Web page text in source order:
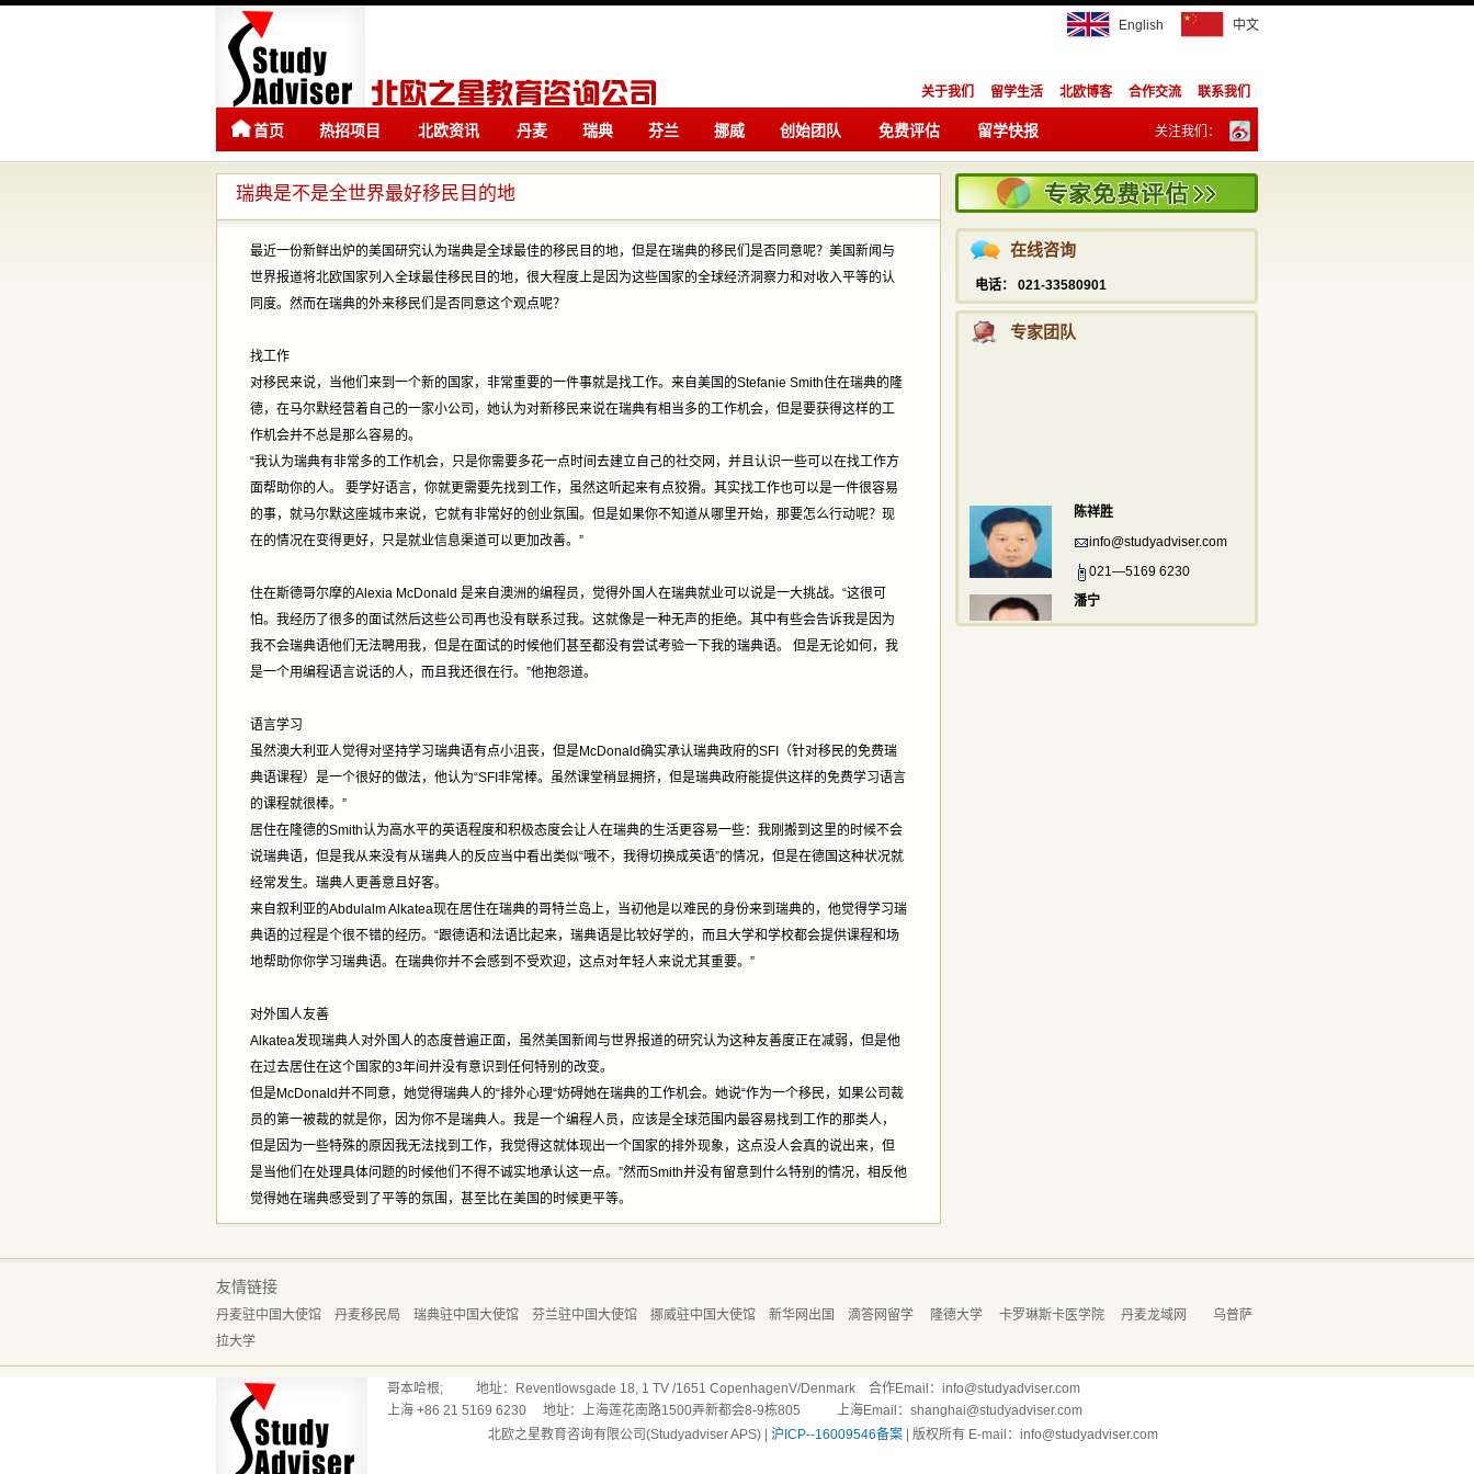
English 中文
关于我们 留学生活 北欧博客 合作交流 联系我们
首页 热招项目 北欧资讯 丹麦
留学
瑞典
留学
芬兰 挪威 创始团队 免费评估 留学快报 关注我们：
订阅：
瑞典是不是全世界最好移民目的地
最近一份新鲜出炉的美国研究认为瑞典是全球最佳的移民目的地，但是在瑞典的移民们是否同意呢？美国新闻与
世界报道将北欧国家列入全球最佳移民目的地，很大程度上是因为这些国家的全球经济洞察力和对收入平等的认
同度。然而在瑞典的外来移民们是否同意这个观点呢？
找工作
对移民来说，当他们来到一个新的国家，非常重要的一件事就是找工作。来自美国的Stefanie Smith住在瑞典的隆
德，在马尔默经营着自己的一家小公司，她认为对新移民来说在瑞典有相当多的工作机会，但是要获得这样的工
作机会并不总是那么容易的。
“我认为瑞典有非常多的工作机会，只是你需要多花一点时间去建立自己的社交网，并且认识一些可以在找工作方
面帮助你的人。 要学好语言，你就更需要先找到工作，虽然这听起来有点狡猾。其实找工作也可以是一件很容易
的事，就马尔默这座城市来说，它就有非常好的创业氛围。但是如果你不知道从哪里开始，那要怎么行动呢？现
在的情况在变得更好，只是就业信息渠道可以更加改善。”
住在斯德哥尔摩的Alexia McDonald 是来自澳洲的编程员，觉得外国人在瑞典就业可以说是一大挑战。“这很可
怕。我经历了很多的面试然后这些公司再也没有联系过我。这就像是一种无声的拒绝。其中有些会告诉我是因为
我不会瑞典语他们无法聘用我，但是在面试的时候他们甚至都没有尝试考验一下我的瑞典语。 但是无论如何，我
是一个用编程语言说话的人，而且我还很在行。”他抱怨道。
语言学习
虽然澳大利亚人觉得对坚持学习瑞典语有点小沮丧，但是McDonald确实承认瑞典政府的SFI（针对移民的免费瑞
典语课程）是一个很好的做法，他认为“SFI非常棒。虽然课堂稍显拥挤，但是瑞典政府能提供这样的免费学习语言
的课程就很棒。”
居住在隆德的Smith认为高水平的英语程度和积极态度会让人在瑞典的生活更容易一些：我刚搬到这里的时候不会
说瑞典语，但是我从来没有从瑞典人的反应当中看出类似“哦不，我得切换成英语”的情况，但是在德国这种状况就
经常发生。瑞典人更善意且好客。
来自叙利亚的Abdulalm Alkatea现在居住在瑞典的哥特兰岛上，当初他是以难民的身份来到瑞典的，他觉得学习瑞
典语的过程是个很不错的经历。“跟德语和法语比起来，瑞典语是比较好学的，而且大学和学校都会提供课程和场
地帮助你你学习瑞典语。在瑞典你并不会感到不受欢迎，这点对年轻人来说尤其重要。”
对外国人友善
Alkatea发现瑞典人对外国人的态度普遍正面，虽然美国新闻与世界报道的研究认为这种友善度正在减弱，但是他
在过去居住在这个国家的3年间并没有意识到任何特别的改变。
但是McDonald并不同意，她觉得瑞典人的“排外心理“妨碍她在瑞典的工作机会。她说“作为一个移民，如果公司裁
员的第一被裁的就是你，因为你不是瑞典人。我是一个编程人员，应该是全球范围内最容易找到工作的那类人，
但是因为一些特殊的原因我无法找到工作，我觉得这就体现出一个国家的排外现象，这点没人会真的说出来，但
是当他们在处理具体问题的时候他们不得不诚实地承认这一点。”然而Smith并没有留意到什么特别的情况，相反他
觉得她在瑞典感受到了平等的氛围，甚至比在美国的时候更平等。
在线咨询
电话： 021-33580901
专家团队
陈祥胜
info@studyadviser.com
021—5169 6230
021—5169 6230
陈祥胜
info@studyadviser.com
021—5169 6230
潘宁
info@studyadviser.com
友情链接
丹麦驻中国大使馆 丹麦移民局 瑞典驻中国大使馆 芬兰驻中国大使馆 挪威驻中国大使馆 新华网出国 滴答网留学 隆德大学 卡罗琳斯卡医学院 丹麦龙域网
乌普萨
拉大学
哥本哈根; 地址：Reventlowsgade 18, 1 TV /1651 CopenhagenV/Denmark 合作Email：info@studyadviser.com
上海 +86 21 5169 6230 地址：上海莲花南路1500弄新都会8-9栋805 上海Email：shanghai@studyadviser.com
北欧之星教育咨询有限公司(Studyadviser APS) | 沪ICP--16009546备案| 版权所有 E-mail：info@studyadviser.com